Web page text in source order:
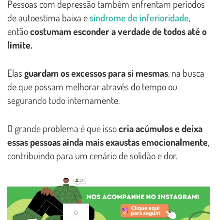
Pessoas com depressão também enfrentam períodos
de autoestima baixa esíndrome de inferioridade,
entãocostumam esconder a verdade de todos até o
limite.
Elasguardam os excessos para si mesmas, na busca
de que possam melhorar através do tempo ou
segurando tudo internamente.
O grande problema é que issocria acúmulos e deixa
essas pessoas ainda mais exaustas emocionalmente,
contribuindo para um cenário de solidão e dor.